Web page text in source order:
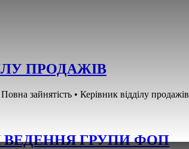
ПРОДАЖІВ
зайнятість • Керівник відділу продажів
ВЕДЕННЯ ГРУПИ ФОП